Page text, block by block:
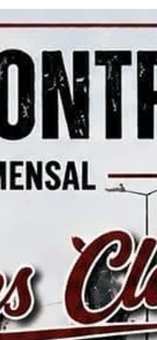
clubes e associações locais e na sua
ativas, unidas e apaixonadas pelas
histórias. Foi com enorme orgulho e
toda a energia que temos no
Portugal que estivemos presentes no
160.º Encontro Loures Clássicos, um
momento especial que celebra não
apenas os automóveis clássicos, mas
também a dedicação, a amizade e a
persistência de quem, an